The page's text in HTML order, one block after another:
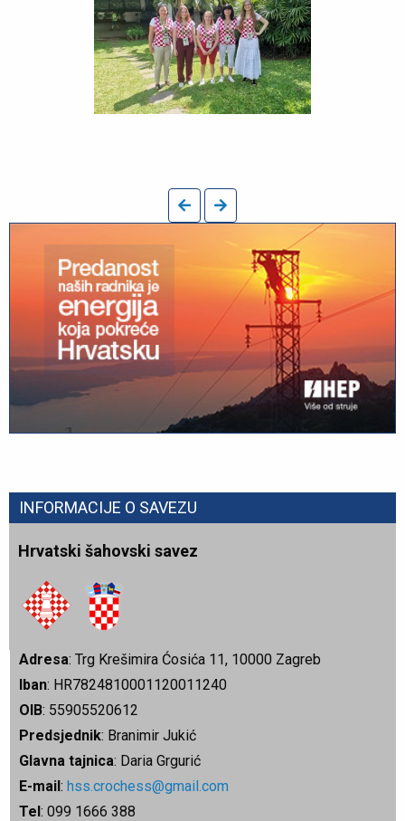
INFORMACIJE O SAVEZU
Hrvatski šahovski savez
Adresa: Trg Krešimira Ćosića 11, 10000 Zagreb
Iban: HR7824810001120011240
OIB: 55905520612
Predsjednik: Branimir Jukić
Glavna tajnica: Daria Grgurić
E-mail: hss.crochess@gmail.com
Tel: 099 1666 388